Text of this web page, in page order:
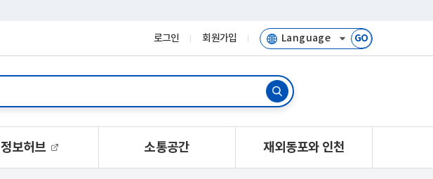
로그인 회원가입 GO
정보허브 소통공간 재외동포와 인천